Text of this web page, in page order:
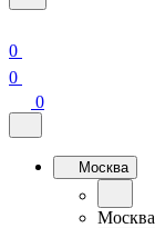
0
0
0
Москва
Москва